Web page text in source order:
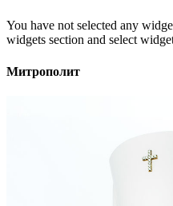
You have not selected any
widgets section and select
Митрополит